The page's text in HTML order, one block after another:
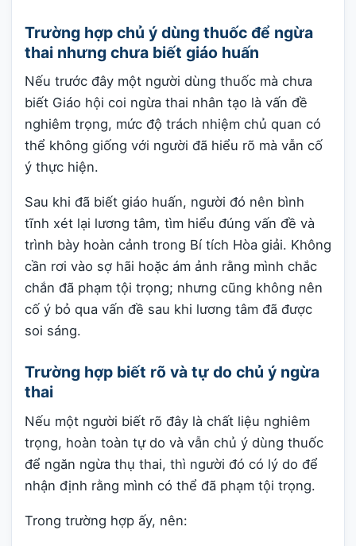
Trường hợp chủ ý dùng thuốc để ngừa
thai nhưng chưa biết giáo huấn
Nếu trước đây một người dùng thuốc mà chưa
biết Giáo hội coi ngừa thai nhân tạo là vấn đề
nghiêm trọng, mức độ trách nhiệm chủ quan có
thể không giống với người đã hiểu rõ mà vẫn cố
ý thực hiện.
Sau khi đã biết giáo huấn, người đó nên bình
tĩnh xét lại lương tâm, tìm hiểu đúng vấn đề và
trình bày hoàn cảnh trong Bí tích Hòa giải. Không
cần rơi vào sợ hãi hoặc ám ảnh rằng mình chắc
chắn đã phạm tội trọng; nhưng cũng không nên
cố ý bỏ qua vấn đề sau khi lương tâm đã được
soi sáng.
Trường hợp biết rõ và tự do chủ ý ngừa
thai
Nếu một người biết rõ đây là chất liệu nghiêm
trọng, hoàn toàn tự do và vẫn chủ ý dùng thuốc
để ngăn ngừa thụ thai, thì người đó có lý do để
nhận định rằng mình có thể đã phạm tội trọng.
Trong trường hợp ấy, nên: